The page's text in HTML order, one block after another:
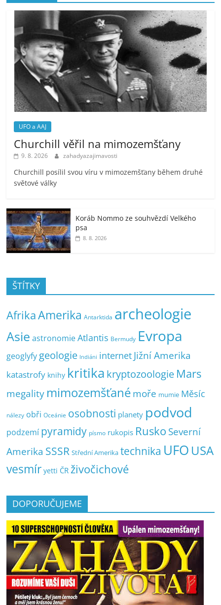
UFO a AAJ
Churchill věřil na mimozemšťany
9. 8. 2026 zahadyazajimavosti
Churchill posílil svou víru v mimozemšťany během druhé
světové války
Koráb Nommo ze souhvězdí Velkého
psa
8. 8. 2026
ŠTÍTKY
AfrikaAmerika Antarktida archeologie
Asie astronomie Atlantis Bermudy Evropa
geoglyfy geologie Indiáni internet Jižní Amerika
katastrofy knihy kritika kryptozoologie Mars
megality mimozemšťanémoře mumie Měsíc
nálezy obři Oceánie osobnosti planety podvod
podzemí pyramidy písmo rukopis Rusko Severní
Amerika SSSR Střední Amerika technika UFO USA
vesmír yetti ČR živočichové
DOPORUČUJEME